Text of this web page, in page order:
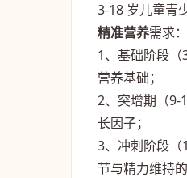
3-18 岁儿童青
精准营养需求：
1、基础阶段
营养基础；
2、突增期（9-
长因子；
3、冲刺阶段（
节与精力维持